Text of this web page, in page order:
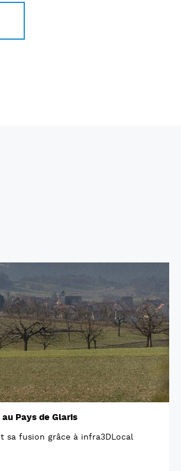
Pays de Glaris
sa fusion grâce à infra3DLocal